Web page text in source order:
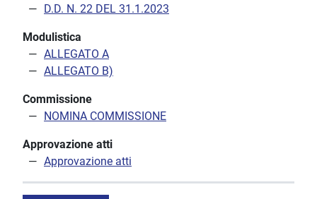
D.D. N. 22 DEL 31.1.2023
Modulistica
ALLEGATO A
ALLEGATO B)
Commissione
NOMINA COMMISSIONE
Approvazione atti
Approvazione atti